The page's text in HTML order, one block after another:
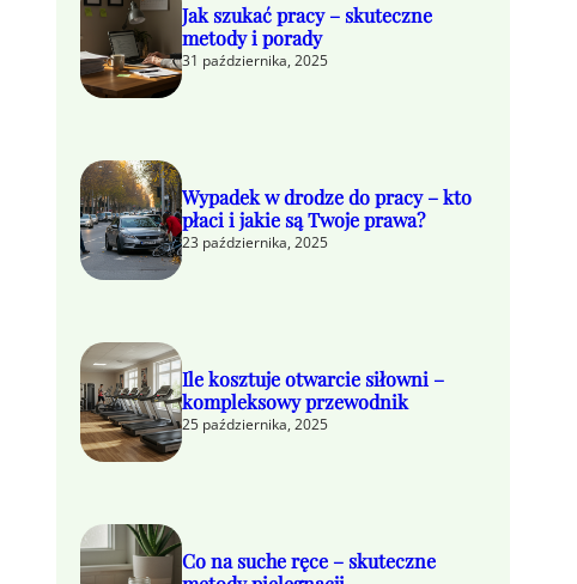
Jak szukać pracy – skuteczne
metody i porady
31 października, 2025
Wypadek w drodze do pracy – kto
płaci i jakie są Twoje prawa?
23 października, 2025
Ile kosztuje otwarcie siłowni –
kompleksowy przewodnik
25 października, 2025
Co na suche ręce – skuteczne